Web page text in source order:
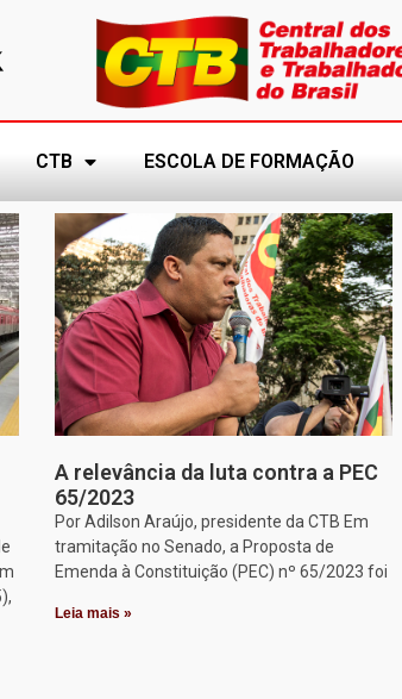
CTB ESCOLA DE FORMAÇÃO
A relevância da luta contra a PEC
65/2023
Por Adilson Araújo, presidente da CTB Em
tramitação no Senado, a Proposta de
Emenda à Constituição (PEC) nº 65/2023 foi
Leia mais »